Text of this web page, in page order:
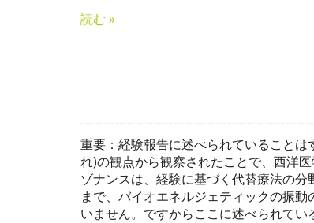
読む »
重要：経験報告に述べられていること
れ)の観点から観察されたことで、西洋
ゾナンスは、経験に基づく代替療法の
まで、バイオエネルジェティックの振
いません。ですからここに述べられて